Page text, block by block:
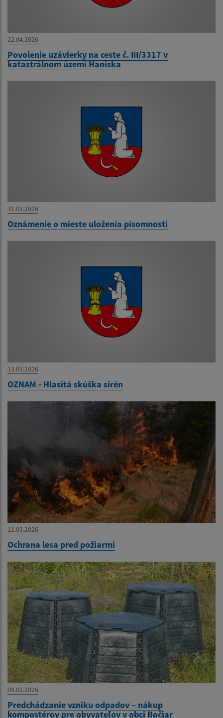
22.04.2026
Povolenie uzávierky na ceste č. III/3317 v
katastrálnom území Haniska
31.03.2026
Oznámenie o mieste uloženia písomnosti
13.03.2026
OZNAM - Hlasitá skúška sirén
11.03.2026
Ochrana lesa pred požiarmi
09.02.2026
Predchádzanie vzniku odpadov – nákup
kompostérov pre obyvateľov v obci Bočiar